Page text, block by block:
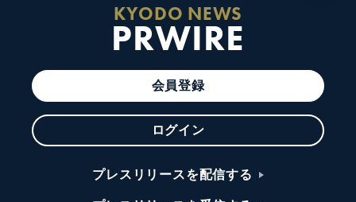
KYODO NEWS
PRWIRE
会員登録
ログイン
プレスリリースを配信する